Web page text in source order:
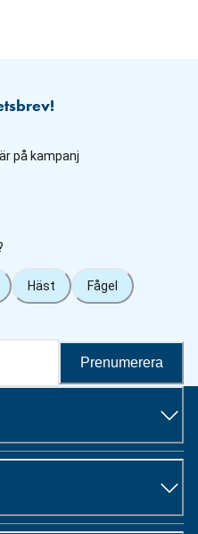
på kampanj
Häst Fågel
Prenumerera